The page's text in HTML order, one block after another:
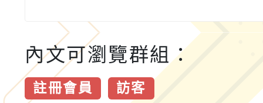
內文可瀏覽群組：
註冊會員 訪客